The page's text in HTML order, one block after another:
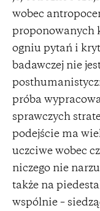
wobec
proponowanych
ogniu pytań i
badawczej nie
próba
sprawczych
podejście ma
uczciwe wobec
niczego nie
także na
wspólnie –